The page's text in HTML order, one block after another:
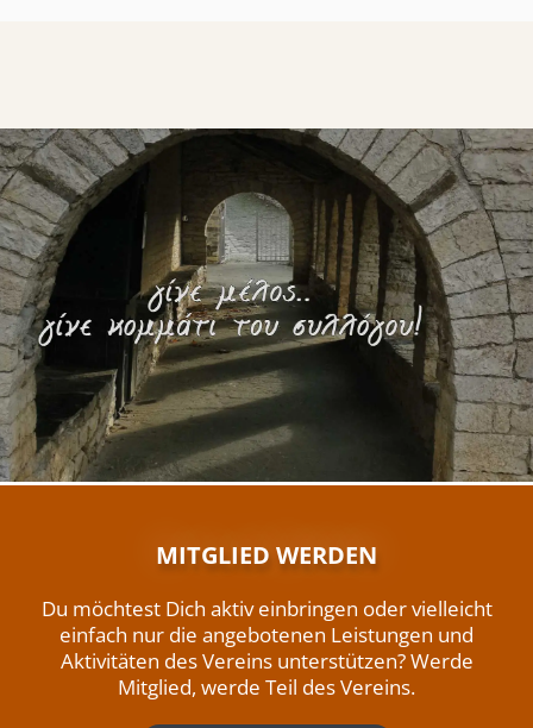
MITGLIED WERDEN
Du möchtest Dich aktiv einbringen oder vielleicht
einfach nur die angebotenen Leistungen und
Aktivitäten des Vereins unterstützen? Werde
Mitglied, werde Teil des Vereins.